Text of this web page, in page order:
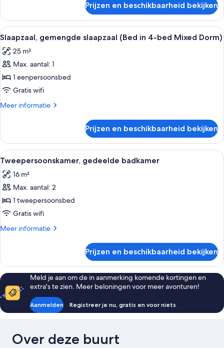
bed
Female
Only
Dorm)
laden
alleen
voor
vrouwen
in
6-
Female
Only
Prijzen en beschikbaarheid bekijken
Alle
foto's
voor
Slaapzaal,
gemengde
slaapzaal
(Bed
bed
Mixed
Dorm)
laden
Een studentenkamer met
8
Slaapzaal, gemengde slaapzaal (Bed in 4-bed Mixed Dorm)
25 m²
Max. aantal: 1
1 eenpersoonsbed
Gratis wifi
Meer informatie
Meer
gemengde
slaapzaal
(Bed
4-
bed
Dorm)
Prijzen en beschikbaarheid bekijken
Alle
foto's
voor
Tweepersoonskamer,
gedeelde
badkamer
laden
Een hotelkamer met een bed, een
7
Tweepersoonskamer, gedeelde badkamer
16 m²
Max. aantal: 2
1 tweepersoonsbed
Gratis wifi
Meer informatie
Meer
gedeelde
badkamer
Prijzen en beschikbaarheid bekijken
Meld je aan om de in aanmerking komende kortingen en
extra's te zien. Meer beloningen voor meer avonturen!
Aanmelden Registreer je nu, gratis en voor niets
Over deze buurt